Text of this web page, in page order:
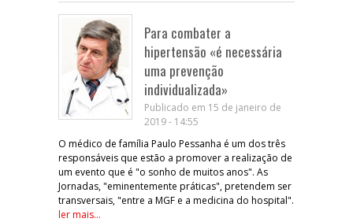
Para combater a
hipertensão «é necessária
uma prevenção
individualizada»
Publicado em 15 de janeiro de
2019 - 14:55
O médico de família Paulo Pessanha é um dos três
responsáveis que estão a promover a realização de
um evento que é "o sonho de muitos anos". As
Jornadas, "eminentemente práticas", pretendem ser
transversais, "entre a MGF e a medicina do hospital".
ler mais...